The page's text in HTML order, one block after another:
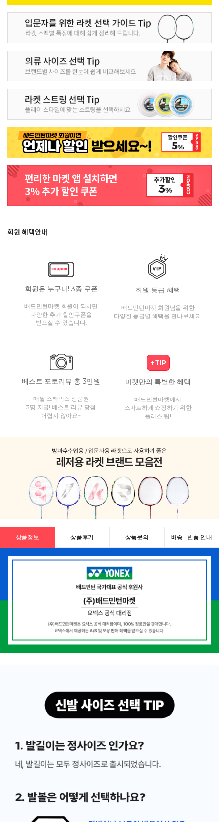
회원 혜택안내
회원은 누구나! 3종 쿠폰
배드민턴마켓 회원이 되시면
다양한 추가 할인쿠폰을
받으실 수 있습니다.
회원 등급 혜택
배드민턴마켓 회원님을 위한
다양한 등급별 혜택을 만나보세요!
베스트 포토리뷰 총 3만원
매월 스타벅스 상품권
3명 지급! 베스트 리뷰 당첨
어렵지 않아요~
마켓만의 특별한 혜택
배드민턴마켓에서
스마트하게 쇼핑하기 위한
플러스 팁!
상품정보 상품후기 상품문의 배송 · 반품 안내